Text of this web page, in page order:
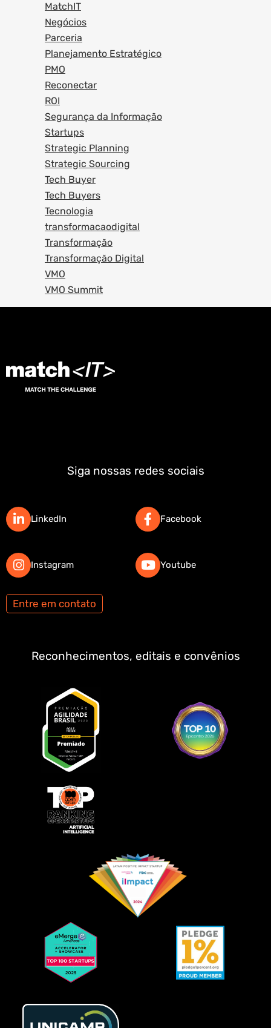
MatchIT
Negócios
Parceria
Planejamento Estratégico
PMO
Reconectar
ROI
Segurança da Informação
Startups
Strategic Planning
Strategic Sourcing
Tech Buyer
Tech Buyers
Tecnologia
transformacaodigital
Transformação
Transformação Digital
VMO
VMO Summit
Siga nossas redes sociais
LinkedIn
Instagram
Facebook
Youtube
Entre em contato
Reconhecimentos, editais e convênios